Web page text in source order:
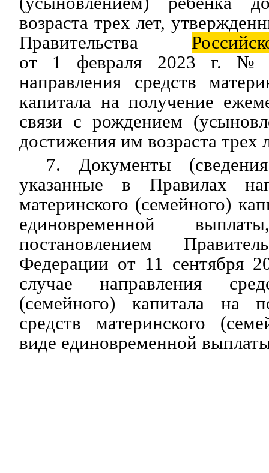
возраста трех лет,
Правительства
от 1 февраля 2023 г. №
направления средств
капитала на получение
связи с рождением
достижения им возраста трех
7. Документы
указанные в Правилах
материнского (семейного)
единовременной
постановлением
Федерации от 11 сентября
случае направления
(семейного) капитала на
средств материнского
виде единовременной